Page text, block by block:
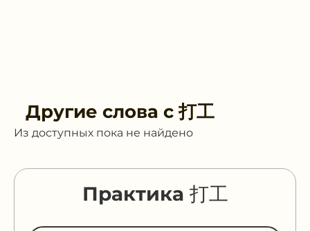
Другие слова с打工
Из доступных пока не найдено
Практика 打工